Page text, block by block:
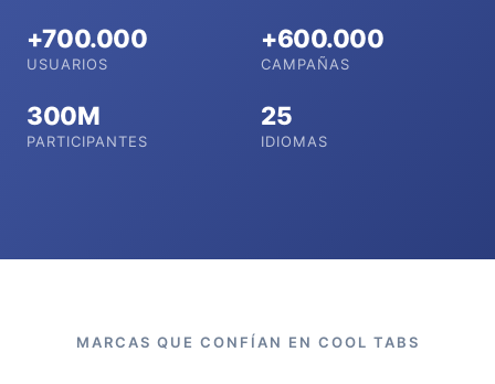
+700.000
USUARIOS
+600.000
CAMPAÑAS
300M
PARTICIPANTES
25
IDIOMAS
MARCAS QUE CONFÍAN EN COOL TABS